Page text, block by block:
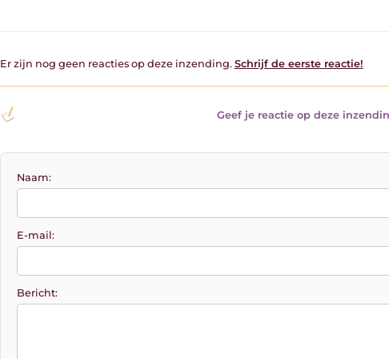
Er zijn nog geen reacties op deze inzending. Schrijf de eerste reactie!
Geef je reactie op deze
Naam:
E-mail:
Bericht: